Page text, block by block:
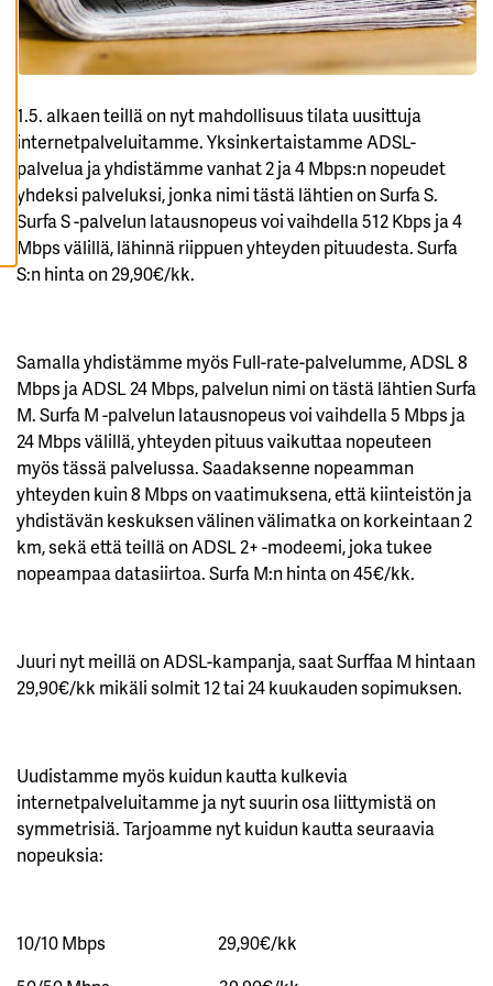
K
A
I
K
E
V
Ä
S
T
E
E
T
1.5. alkaen teillä on nyt mahdollisuus tilata uusittuja
internetpalveluitamme. Yksinkertaistamme ADSL-
palvelua ja yhdistämme vanhat 2 ja 4 Mbps:n nopeudet
yhdeksi palveluksi, jonka nimi tästä lähtien on Surfa S.
Surfa S -palvelun latausnopeus voi vaihdella 512 Kbps ja 4
Mbps välillä, lähinnä riippuen yhteyden pituudesta. Surfa
S:n hinta on 29,90€/kk.
Samalla yhdistämme myös Full-rate-palvelumme, ADSL 8
Mbps ja ADSL 24 Mbps, palvelun nimi on tästä lähtien Surfa
M. Surfa M -palvelun latausnopeus voi vaihdella 5 Mbps ja
24 Mbps välillä, yhteyden pituus vaikuttaa nopeuteen
myös tässä palvelussa. Saadaksenne nopeamman
yhteyden kuin 8 Mbps on vaatimuksena, että kiinteistön ja
yhdistävän keskuksen välinen välimatka on korkeintaan 2
km, sekä että teillä on ADSL 2+ -modeemi, joka tukee
nopeampaa datasiirtoa. Surfa M:n hinta on 45€/kk.
Juuri nyt meillä on ADSL-kampanja, saat Surffaa M hintaan
29,90€/kk mikäli solmit 12 tai 24 kuukauden sopimuksen.
Uudistamme myös kuidun kautta kulkevia
internetpalveluitamme ja nyt suurin osa liittymistä on
symmetrisiä. Tarjoamme nyt kuidun kautta seuraavia
nopeuksia:
10/10 Mbps 29,90€/kk